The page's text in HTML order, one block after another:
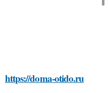
https://doma-otido.ru